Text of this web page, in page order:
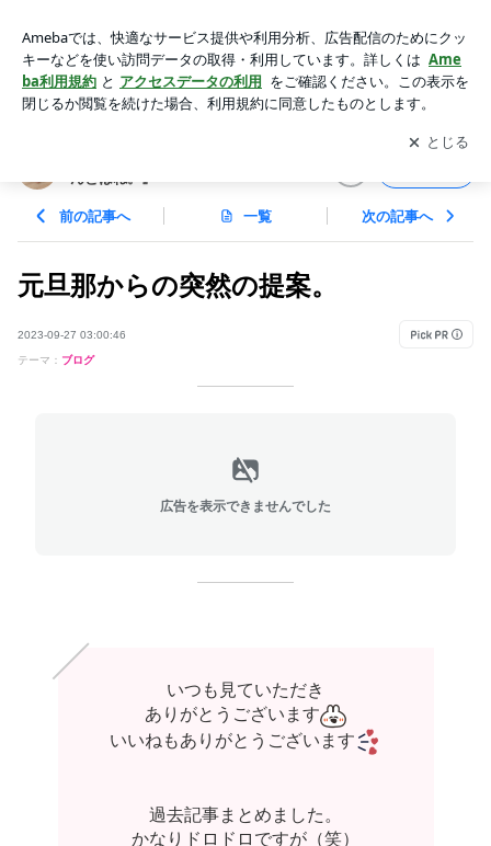
『ほんとはね。』
アプリをダウンロードして ブログの更新通知
を受け取りまし
ょう。
開く
んとはね。』
前の記事へ 一覧 次の記事へ
元旦那からの突然の提案。
2023-09-27 03:00:46
テーマ： ブログ
広告を表示できませんでした
いつも見ていただき
ありがとうございます
いいねもありがとうございます
過去記事まとめました 。
かなりドロドロですが（笑）